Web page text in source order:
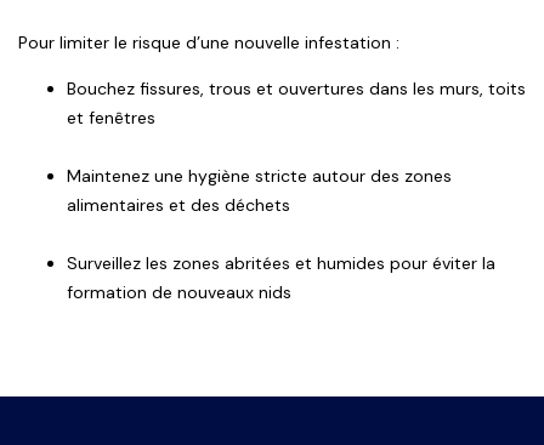
Pour limiter le risque d’une nouvelle infestation :
Bouchez fissures, trous et ouvertures dans les murs, toits
et fenêtres
Maintenez une hygiène stricte autour des zones
alimentaires et des déchets
Surveillez les zones abritées et humides pour éviter la
formation de nouveaux nids